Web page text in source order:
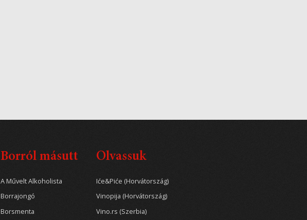
Borról másutt
A Művelt Alkoholista
Borrajongó
Borsmenta
Olvassuk
Iće&Piće (Horvátország)
Vinopija (Horvátország)
Vino.rs (Szerbia)